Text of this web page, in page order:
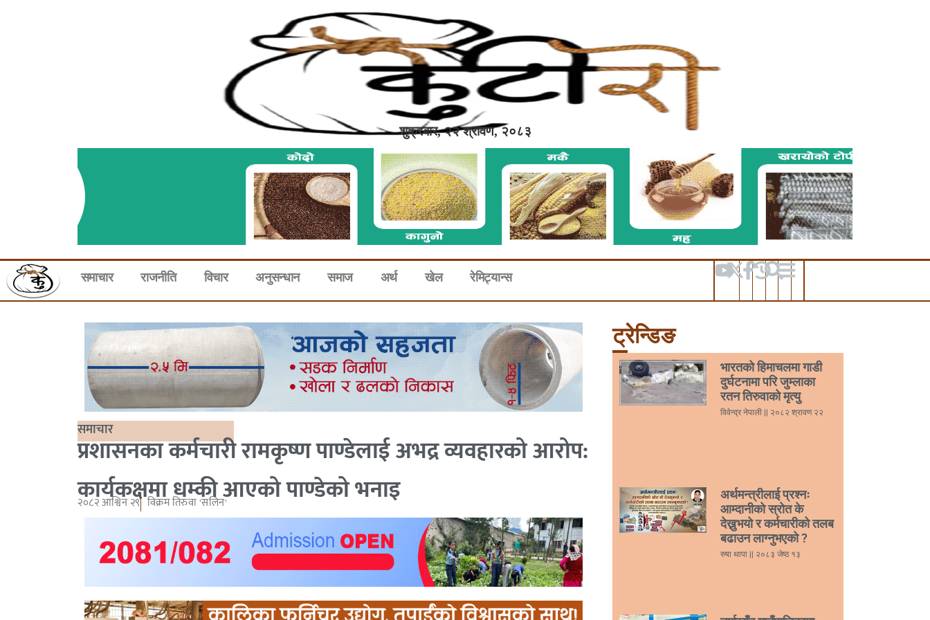
शुक्रबार, २२ श्रावण, २०८३
समाचार राजनीति विचार अनुसन्धान समाज अर्थ खेल रेमिट्यान्स
समाचार
प्रशासनका कर्मचारी रामकृष्ण पाण्डेलाई अभद्र व्यवहारको आरोप:
कार्यकक्षमा धम्की आएको पाण्डेको भनाइ
२०८२ आश्विन २९ विक्रम तिरुवा 'सलिन'
ट्रेन्डिङ
भारतको हिमाचलमा गाडी
दुर्घटनामा परि जुम्लाका
रतन तिरुवाको मृत्यु
विवेन्द्र नेपाली २०८२ श्रावण २२
अर्थमन्त्रीलाई प्रश्नः
आम्दानीको स्रोत के
देख्नुभयो र कर्मचारीको तलब
बढाउन लाग्नुभएको ?
रुषा थापा २०८३ जेष्ठ १३